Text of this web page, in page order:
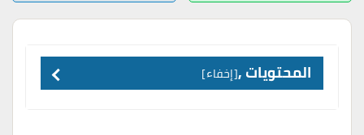
المحتويات , إخفاء